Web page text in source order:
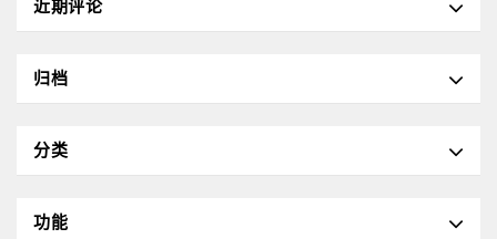
近期评论
归档
分类
功能